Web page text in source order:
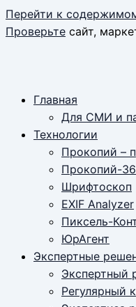
Перейти к
Проверьте сайт,
Главная
Для СМИ и
Технологии
Прокопий –
Прокопий-
Шрифтоскоп
EXIF Analyzer
Пиксель-
ЮрАгент
Экспертные
Экспертный
Регулярный